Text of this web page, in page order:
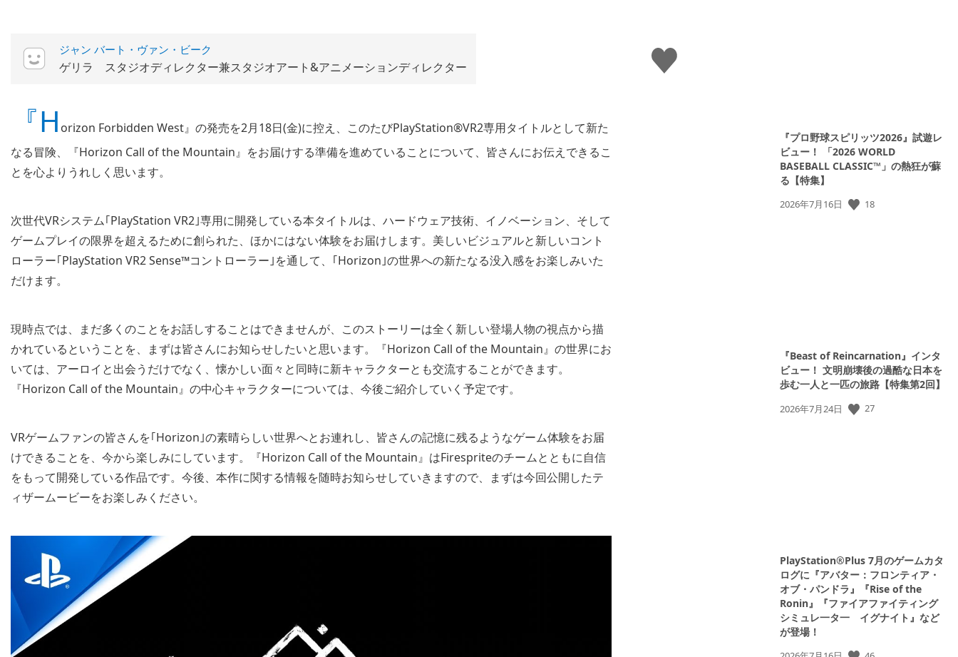
い
い
ね
ジャン バート・ヴァン・ビーク
ゲリラ スタジオディレクター兼スタジオアート&アニメーションディレクター
『H orizon Forbidden West』の発売を2月18日(金)に控え、このたびPlayStation®VR2専用タイトルとして新た
なる冒険、『Horizon Call of the Mountain』をお届けする準備を進めていることについて、皆さんにお伝えできるこ
とを心よりうれしく思います。
次世代VRシステム｢PlayStation VR2｣専用に開発している本タイトルは、ハードウェア技術、イノベーション、そして
ゲームプレイの限界を超えるために創られた、ほかにはない体験をお届けします。美しいビジュアルと新しいコント
ローラー｢PlayStation VR2 Sense™コントローラー｣を通して、｢Horizon｣の世界への新たなる没入感をお楽しみいた
だけます。
現時点では、まだ多くのことをお話しすることはできませんが、このストーリーは全く新しい登場人物の視点から描
かれているということを、まずは皆さんにお知らせしたいと思います。『Horizon Call of the Mountain』の世界にお
いては、アーロイと出会うだけでなく、懐かしい面々と同時に新キャラクターとも交流することができます。
『Horizon Call of the Mountain』の中心キャラクターについては、今後ご紹介していく予定です。
VRゲームファンの皆さんを｢Horizon｣の素晴らしい世界へとお連れし、皆さんの記憶に残るようなゲーム体験をお届
けできることを、今から楽しみにしています。『Horizon Call of the Mountain』はFirespriteのチームとともに自信
をもって開発している作品です。今後、本作に関する情報を随時お知らせしていきますので、まずは今回公開したテ
ィザームービーをお楽しみください。
『プロ野球スピリッツ2026』試遊レ
ビュー！ 「2026 WORLD
BASEBALL CLASSIC™」の熱狂が蘇
る【特集】
公
2026年7月16日 18
『Beast of Reincarnation』インタ
ビュー！ 文明崩壊後の過酷な日本を
歩む一人と一匹の旅路【特集第2回】
公
2026年7月24日 27
PlayStation®Plus 7月のゲームカタ
ログに『アバター：フロンティア・
オブ・パンドラ』『Rise of the
Ronin』『ファイアファイティング
シミュレ一タ一 イグナイト』など
が登場！